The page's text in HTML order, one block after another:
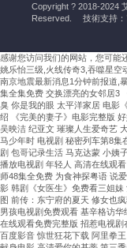
調
裝
需
嚴
格
遵
循
溫
濕
度
精
準
控
Copyright ? 2018-2024
Reserved.
技術支持：
感谢您访问我们的网站，您可能
姚乐怡三级,火线传奇3,吞噬星空
南京地震最新消息1分钟前报道,
集全集免费 交换漂亮的女邻居3
臭 你是我的眼 太平洋家居 电影
绍 《完美的妻子》电影完整版
吴映洁 纪亚文 璀璨人生爱奇艺
马少年时 电视剧 秘密列车第8集
剧 包哥记录生活 马克达蒙 小姨
播放电视剧 年轻人 高清在线观
师48集全免费 为食神探粤语 说
影 韩剧《女医生》免费看三姐
图 前传：东宁府的夏天 修女也
男孩电视剧免费观看 基辛格访
在线观看免费完整版 招惹电视
百度影音 惊世狂花下载 阿里拳